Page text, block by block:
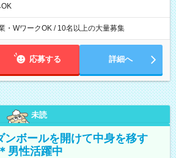
・WワークOK / 10名以上の大量募集
応募する 詳細へ
未読
ンボールを開けて中身を移す
男性活躍中